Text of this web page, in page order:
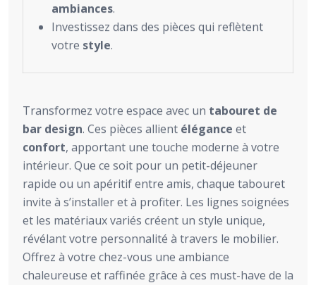
ambiances.
Investissez dans des pièces qui reflètent
votre style.
Transformez votre espace avec un tabouret de
bar design. Ces pièces allient élégance et
confort, apportant une touche moderne à votre
intérieur. Que ce soit pour un petit-déjeuner
rapide ou un apéritif entre amis, chaque tabouret
invite à s’installer et à profiter. Les lignes soignées
et les matériaux variés créent un style unique,
révélant votre personnalité à travers le mobilier.
Offrez à votre chez-vous une ambiance
chaleureuse et raffinée grâce à ces must-have de la